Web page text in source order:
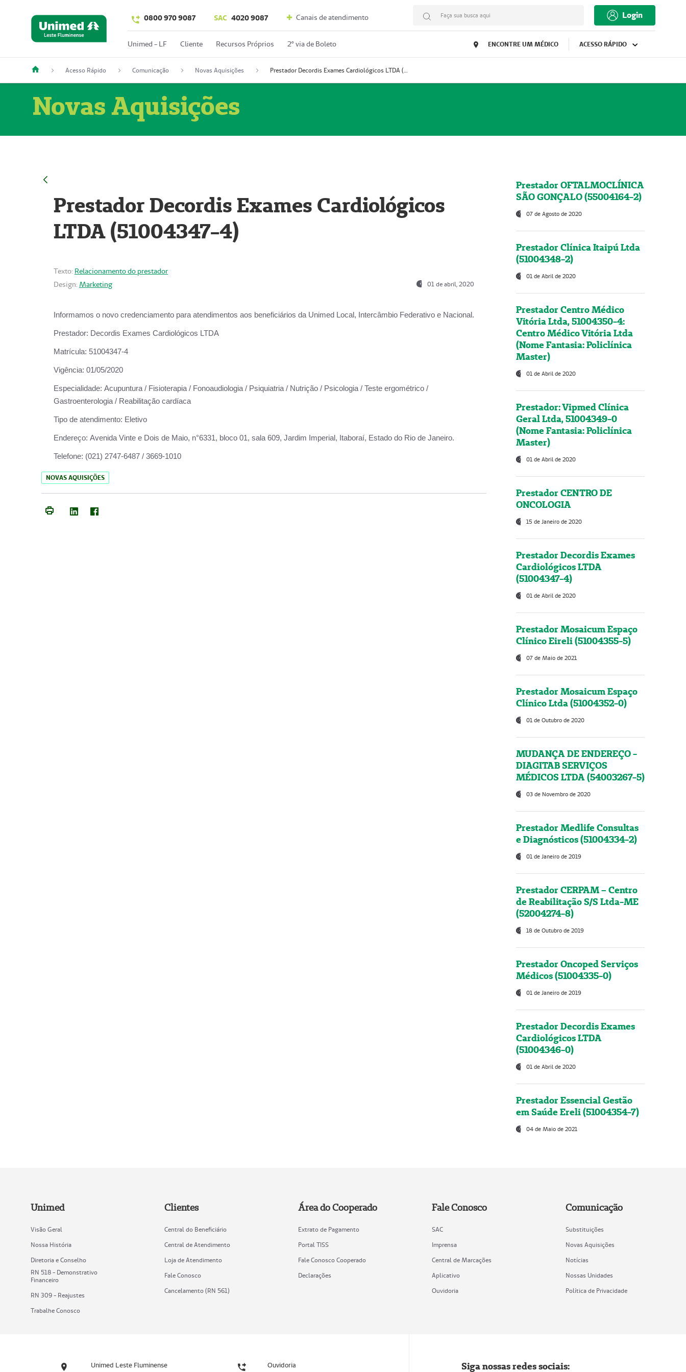
0800 970 9087 SAC 4020 9087 Canais de atendimento Faça sua busca aqui Login
Unimed - LF Cliente Recursos Próprios 2º via de Boleto ENCONTRE UM MÉDICO ACESSO RÁPIDO
Acesso Rápido Comunicação Novas Aquisições Prestador Decordis Exames Cardiológicos LTDA (51004347-4)
Novas Aquisições
Prestador Decordis Exames Cardiológicos
LTDA (51004347-4)
Texto: Relacionamento do prestador
Design: Marketing 01 de abril, 2020
Informamos o novo credenciamento para atendimentos aos beneficiários da Unimed Local, Intercâmbio Federativo e Nacional.
Prestador: Decordis Exames Cardiológicos LTDA
Matrícula: 51004347-4
Vigência: 01/05/2020
Especialidade: Acupuntura / Fisioterapia / Fonoaudiologia / Psiquiatria / Nutrição / Psicologia / Teste ergométrico /
Gastroenterologia / Reabilitação cardíaca
Tipo de atendimento: Eletivo
Endereço: Avenida Vinte e Dois de Maio, n°6331, bloco 01, sala 609, Jardim Imperial, Itaboraí, Estado do Rio de Janeiro.
Telefone: (021) 2747-6487 / 3669-1010
NOVAS AQUISIÇÕES
Prestador OFTALMOCLÍNICA
SÃO GONÇALO (55004164-2)
07 de Agosto de 2020
Prestador Clínica Itaipú Ltda
(51004348-2)
01 de Abril de 2020
Prestador Centro Médico
Vitória Ltda, 51004350-4:
Centro Médico Vitória Ltda
(Nome Fantasia: Policlínica
Master)
01 de Abril de 2020
Prestador: Vipmed Clínica
Geral Ltda, 51004349-0
(Nome Fantasia: Policlínica
Master)
01 de Abril de 2020
Prestador CENTRO DE
ONCOLOGIA
15 de Janeiro de 2020
Prestador Decordis Exames
Cardiológicos LTDA
(51004347-4)
01 de Abril de 2020
Prestador Mosaicum Espaço
Clínico Eireli (51004355-5)
07 de Maio de 2021
Prestador Mosaicum Espaço
Clínico Ltda (51004352-0)
01 de Outubro de 2020
MUDANÇA DE ENDEREÇO -
DIAGITAB SERVIÇOS
MÉDICOS LTDA (54003267-5)
03 de Novembro de 2020
Prestador Medlife Consultas
e Diagnósticos (51004334-2)
01 de Janeiro de 2019
Prestador CERPAM – Centro
de Reabilitação S/S Ltda-ME
(52004274-8)
18 de Outubro de 2019
Prestador Oncoped Serviços
Médicos (51004335-0)
01 de Janeiro de 2019
Prestador Decordis Exames
Cardiológicos LTDA
(51004346-0)
01 de Abril de 2020
Prestador Essencial Gestão
em Saúde Ereli (51004354-7)
04 de Maio de 2021
Unimed
Visão Geral
Nossa História
Diretoria e Conselho
RN 518 - Demonstrativo
Financeiro
RN 309 - Reajustes
Trabalhe Conosco
Clientes
Central do Beneficiário
Central de Atendimento
Loja de Atendimento
Fale Conosco
Cancelamento (RN 561)
Área do Cooperado
Extrato de Pagamento
Portal TISS
Fale Conosco Cooperado
Declarações
Fale Conosco
SAC
Imprensa
Central de Marcações
Aplicativo
Ouvidoria
Comunicação
Substituições
Novas Aquisições
Notícias
Nossas Unidades
Política de Privacidade
Unimed Leste Fluminense Ouvidoria Siga nossas redes sociais: